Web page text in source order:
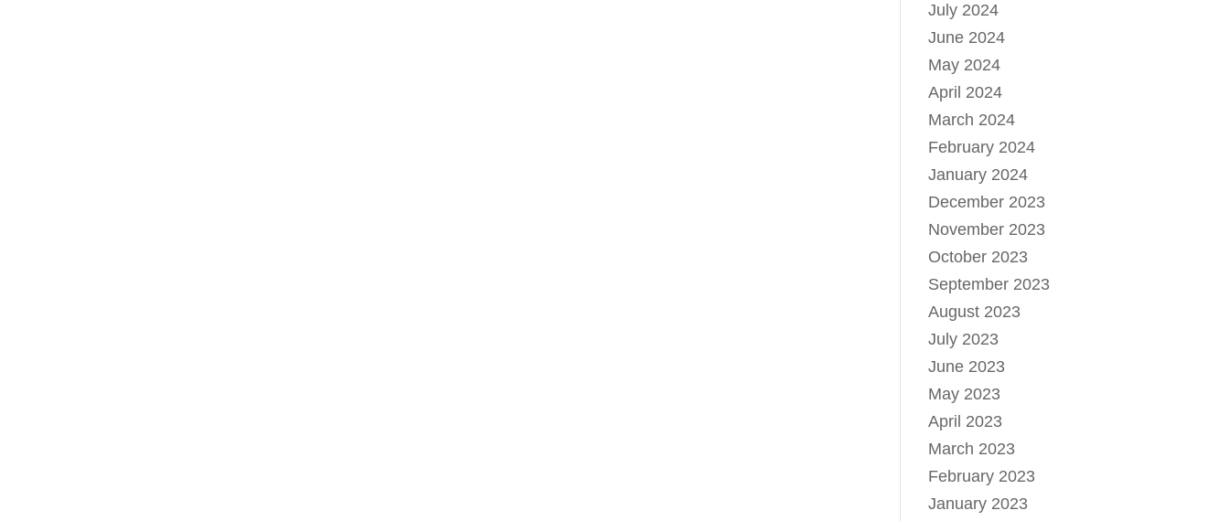
July 2024
June 2024
May 2024
April 2024
March 2024
February 2024
January 2024
December 2023
November 2023
October 2023
September 2023
August 2023
July 2023
June 2023
May 2023
April 2023
March 2023
February 2023
January 2023